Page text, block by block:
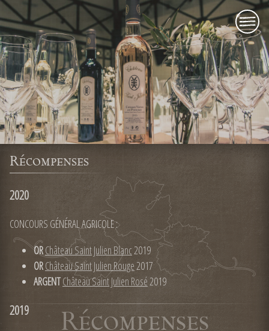
menu
Récompenses
2020
CONCOURS GÉNÉRAL AGRICOLE :
ORChâteau Saint Julien Blanc 2019
ORChâteau Saint Julien Rouge 2017
ARGENTChâteau Saint Julien Rosé 2019
2019